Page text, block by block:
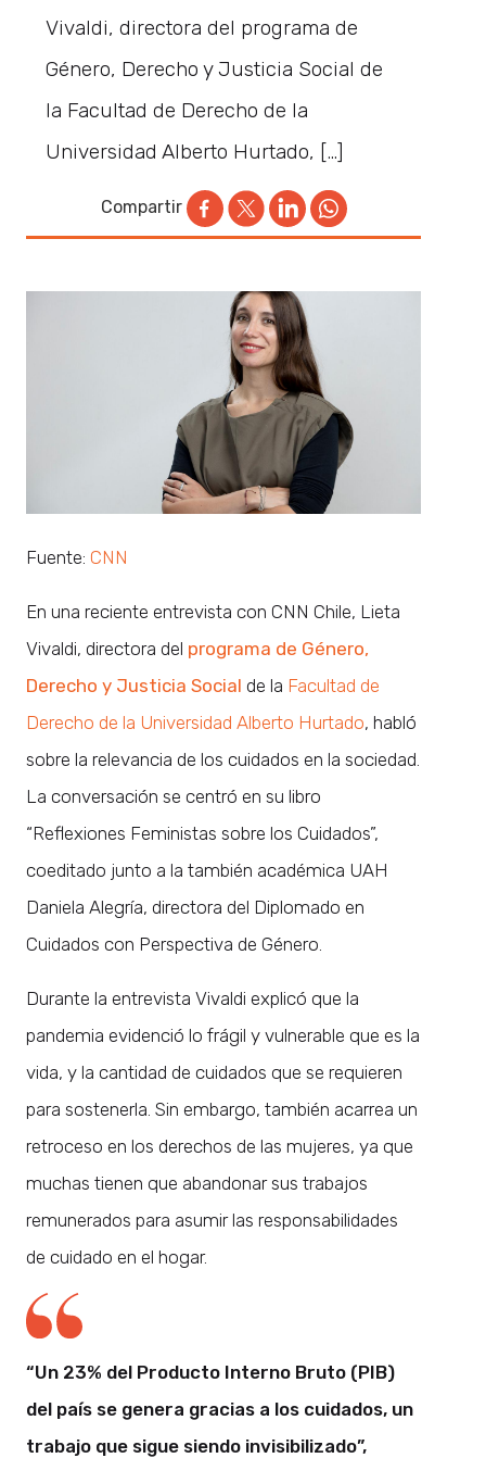
Vivaldi, directora del programa de
Género, Derecho y Justicia Social de
la Facultad de Derecho de la
Universidad Alberto Hurtado, […]
Compartir
Fuente: CNN
En una reciente entrevista con CNN Chile, Lieta
Vivaldi, directora del programa de Género,
Derecho y Justicia Social de la Facultad de
Derecho de la Universidad Alberto Hurtado, habló
sobre la relevancia de los cuidados en la sociedad.
La conversación se centró en su libro
“Reflexiones Feministas sobre los Cuidados”,
coeditado junto a la también académica UAH
Daniela Alegría, directora del Diplomado en
Cuidados con Perspectiva de Género.
Durante la entrevista Vivaldi explicó que la
pandemia evidenció lo frágil y vulnerable que es la
vida, y la cantidad de cuidados que se requieren
para sostenerla. Sin embargo, también acarrea un
retroceso en los derechos de las mujeres, ya que
muchas tienen que abandonar sus trabajos
remunerados para asumir las responsabilidades
de cuidado en el hogar.
“Un 23% del Producto Interno Bruto (PIB)
del país se genera gracias a los cuidados, un
trabajo que sigue siendo invisibilizado”,